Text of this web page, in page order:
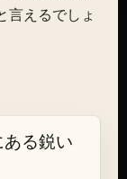
言えるでしょ
る鋭い